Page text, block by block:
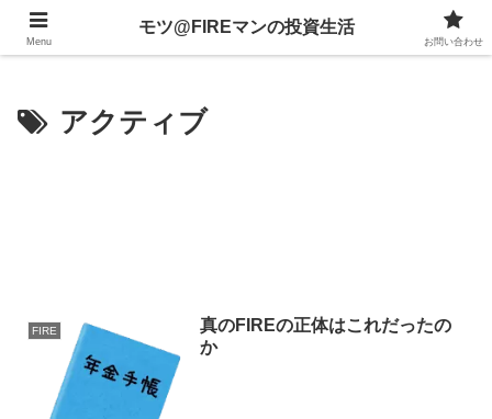
不動産、投資信託、暗号資産、株式、等々への投資について
アクティブ
FIRE
真のFIREの正体はこれだったの
か
Menu
モツ@FIREマンの投資生活
お問い合わせ